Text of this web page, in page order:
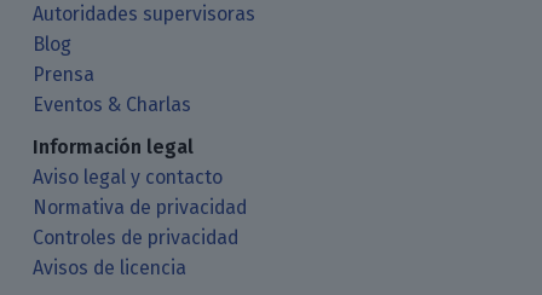
Autoridades supervisoras
Blog
Prensa
Eventos & Charlas
Información legal
Aviso legal y contacto
Normativa de privacidad
Controles de privacidad
Avisos de licencia